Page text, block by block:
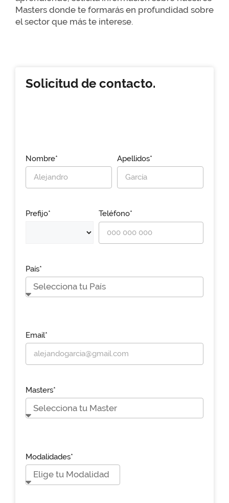
Masters donde te formarás en profundidad sobre
el sector que más te interese.
Solicitud de contacto.
Nombre* Apellidos*
Prefijo* Teléfono*
País*
Email*
Masters*
Modalidades*